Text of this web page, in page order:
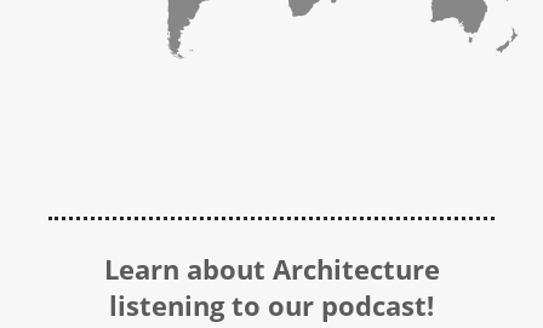
Learn about Architecture
listening to our podcast!